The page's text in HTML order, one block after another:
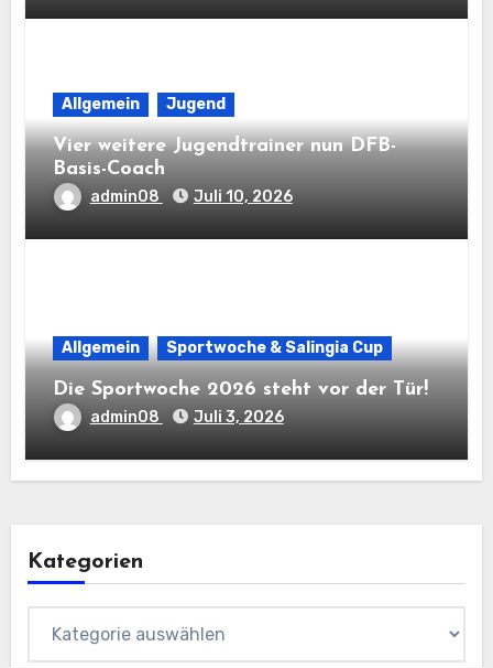
Allgemein Jugend
Vier weitere Jugendtrainer nun DFB-
Basis-Coach
admin08 Juli 10, 2026
Allgemein Sportwoche & Salingia Cup
Die Sportwoche 2026 steht vor der Tür!
admin08 Juli 3, 2026
Kategorien